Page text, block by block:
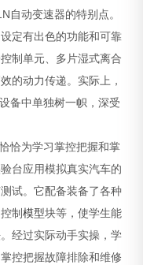
动变速器的特别点。
定有出色的功能和可靠
控制单元、多片湿式离合
的动力传递。实际上，
备中单独树一帜，深受
为学习掌控把握和掌
台应用模拟真实汽车的
试。它配备装备了各种
制模型块等，使学生能
经过实际动手实操，学
控把握故障排除和维修